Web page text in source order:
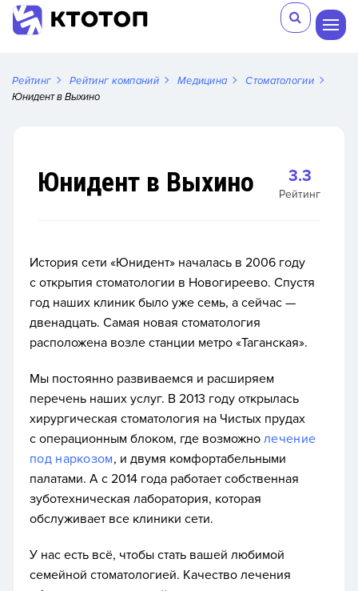
Рейтинг Рейтинг компаний Медицина
Стоматологии
Юнидент в Выхино
Юнидент в Выхино 3.3
Рейтинг
История сети «Юнидент» началась в 2006 году
с открытия стоматологии в Новогиреево. Спустя
год наших клиник было уже семь, а сейчас —
двенадцать. Самая новая стоматология
расположена возле станции метро «Таганская».
Мы постоянно развиваемся и расширяем
перечень наших услуг. В 2013 году открылась
хирургическая стоматология на Чистых прудах
с операционным блоком, где возможно лечение
под наркозом, и двумя комфортабельными
палатами. А с 2014 года работает собственная
зуботехническая лаборатория, которая
обслуживает все клиники сети.
У нас есть всё, чтобы стать вашей любимой
семейной стоматологией. Качество лечения